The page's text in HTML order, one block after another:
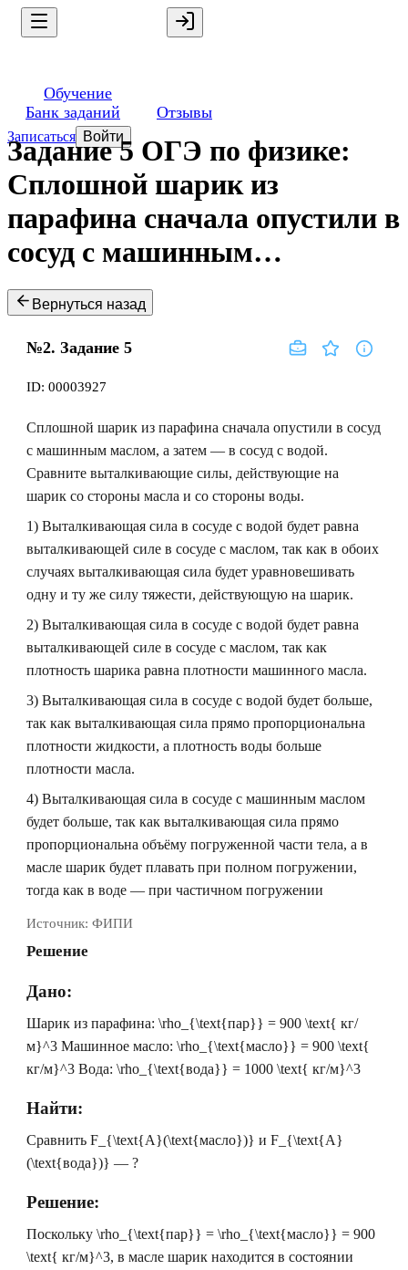
Обучение
Банк заданий
Отзывы
Записаться Войти
Задание 5 ОГЭ по физике:
Сплошной шарик из
парафина сначала опустили в
сосуд с машинным…
Вернуться назад
№2. Задание 5
ID: 00003927
Сплошной шарик из парафина сначала опустили в сосуд
с машинным маслом, а затем — в сосуд с водой.
Сравните выталкивающие силы, действующие на
шарик со стороны масла и со стороны воды.
1) Выталкивающая сила в сосуде с водой будет равна
выталкивающей силе в сосуде с маслом, так как в обоих
случаях выталкивающая сила будет уравновешивать
одну и ту же силу тяжести, действующую на шарик.
2) Выталкивающая сила в сосуде с водой будет равна
выталкивающей силе в сосуде с маслом, так как
плотность шарика равна плотности машинного масла.
3) Выталкивающая сила в сосуде с водой будет больше,
так как выталкивающая сила прямо пропорциональна
плотности жидкости, а плотность воды больше
плотности масла.
4) Выталкивающая сила в сосуде с машинным маслом
будет больше, так как выталкивающая сила прямо
пропорциональна объёму погруженной части тела, а в
масле шарик будет плавать при полном погружении,
тогда как в воде — при частичном погружении
Источник: ФИПИ
Решение
Дано:
Шарик из парафина: \rho_{\text{пар}} = 900 \text{ кг/
м}^3 Машинное масло: \rho_{\text{масло}} = 900 \text{
кг/м}^3 Вода: \rho_{\text{вода}} = 1000 \text{ кг/м}^3
Найти:
Сравнить F_{\text{А}(\text{масло})} и F_{\text{А}
(\text{вода})} — ? ⠀
Решение:
Поскольку \rho_{\text{пар}} = \rho_{\text{масло}} = 900
\text{ кг/м}^3, в масле шарик находится в состоянии